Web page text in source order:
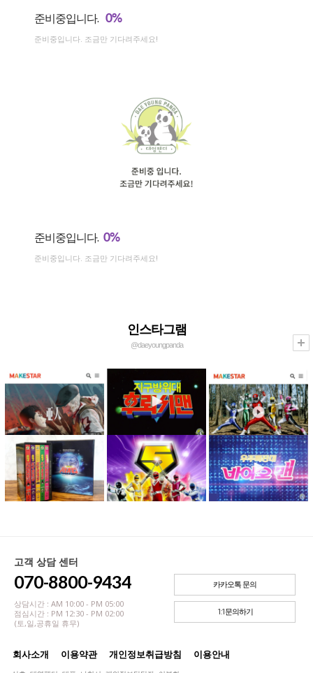
준비중입니다. 0%
준비중입니다. 조금만 기다려주세요!
준비중입니다. 0%
준비중입니다. 조금만 기다려주세요!
인스타그램
@daeyoungpanda
고객 상담 센터
070-8800-9434
상담시간 : AM 10:00 - PM 05:00
점심시간 : PM 12:30 - PM 02:00
(토,일,공휴일 휴무)
카카오톡 문의
1:1문의하기
회사소개 이용약관 개인정보취급방침 이용안내